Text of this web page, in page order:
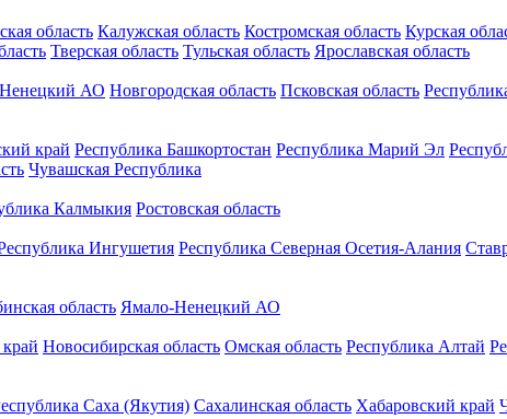
область Калужская область Костромская область Курская
Тверская область Тульская область Ярославская область
Ненецкий АО Новгородская область Псковская область
край Республика Башкортостан Республика Марий Эл
Чувашская Республика
Калмыкия Ростовская область
Ингушетия Республика Северная Осетия-Алания
область Ямало-Ненецкий АО
Новосибирская область Омская область Республика Алтай
Саха (Якутия) Сахалинская область Хабаровский край